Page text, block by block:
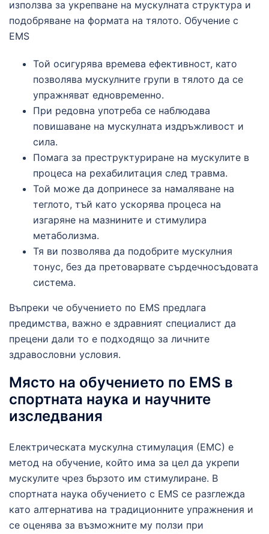
използва за укрепване на мускулната структура и
подобряване на формата на тялото. Обучение с
EMS
Той осигурява времева ефективност, като
позволява мускулните групи в тялото да се
упражняват едновременно.
При редовна употреба се наблюдава
повишаване на мускулната издръжливост и
сила.
Помага за преструктуриране на мускулите в
процеса на рехабилитация след травма.
Той може да допринесе за намаляване на
теглото, тъй като ускорява процеса на
изгаряне на мазнините и стимулира
метаболизма.
Тя ви позволява да подобрите мускулния
тонус, без да претоварвате сърдечносъдовата
система.
Въпреки че обучението по EMS предлага
предимства, важно е здравният специалист да
прецени дали то е подходящо за личните
здравословни условия.
Място на обучението по EMS в
спортната наука и научните
изследвания
Електрическата мускулна стимулация (ЕМС) е
метод на обучение, който има за цел да укрепи
мускулите чрез бързото им стимулиране. В
спортната наука обучението с EMS се разглежда
като алтернатива на традиционните упражнения и
се оценява за възможните му ползи при